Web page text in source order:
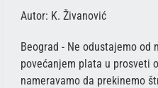
Autor: K. Živanović
Beograd - Ne odustajemo od
povećanjem plata u prosveti
nameravamo da prekinemo